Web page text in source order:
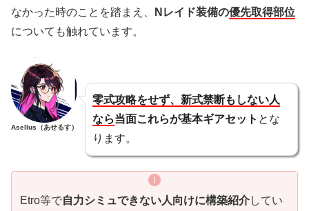
なかった時のことを踏まえ、
Nレイド装備の優先取得部位
についても触れています。
Asellus（あせるす）
零式攻略をせず、新式禁断もしない人
なら当面これらが基本ギアセット とな
ります。
Etro等で自力シミュできない人向けに構築紹介してい